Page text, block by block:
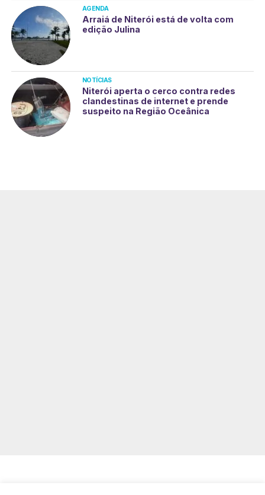
AGENDA
Arraiá de Niterói está de volta com
edição Julina
NOTÍCIAS
Niterói aperta o cerco contra redes
clandestinas de internet e prende
suspeito na Região Oceânica